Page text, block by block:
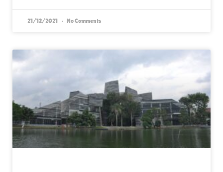
21/12/2021 No Comments